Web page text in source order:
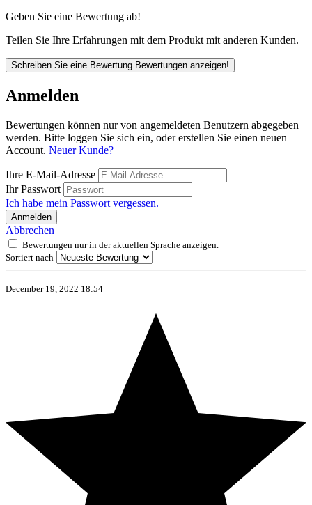
Geben Sie eine Bewertung ab!
Teilen Sie Ihre Erfahrungen mit dem Produkt mit anderen Kunden.
Schreiben Sie eine Bewertung Bewertungen anzeigen!
Anmelden
Bewertungen können nur von angemeldeten Benutzern abgegeben
werden. Bitte loggen Sie sich ein, oder erstellen Sie einen neuen
Account. Neuer Kunde?
Ihre E-Mail-Adresse
Ihr Passwort
Ich habe mein Passwort vergessen.
Anmelden
Abbrechen
Bewertungen nur in der aktuellen Sprache anzeigen.
Sortiert nach
December 19, 2022 18:54